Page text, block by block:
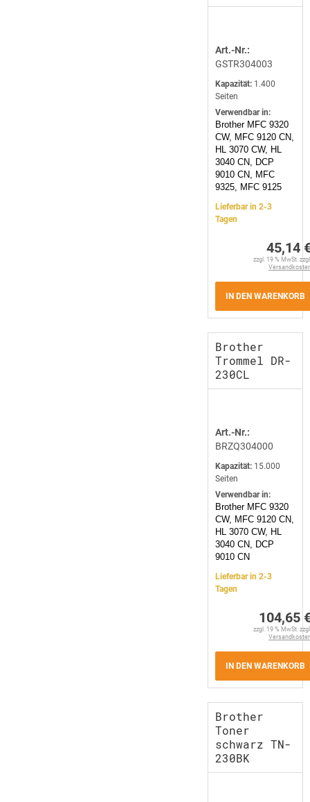
Art.-Nr.:
GSTR304003
Kapazität: 1.400
Seiten
Verwendbar in:
Brother MFC 9320
CW, MFC 9120 CN,
HL 3070 CW, HL
3040 CN, DCP
9010 CN, MFC
9325, MFC 9125
Lieferbar in 2-3
Tagen
45,14
zzgl. 19 % MwSt.
IN DEN WARENKORB
Brother
Trommel DR-
230CL
Art.-Nr.:
BRZQ304000
Kapazität: 15.000
Seiten
Verwendbar in:
Brother MFC 9320
CW, MFC 9120 CN,
HL 3070 CW, HL
3040 CN, DCP
9010 CN
Lieferbar in 2-3
Tagen
104,65
zzgl. 19 % MwSt.
IN DEN WARENKORB
Brother
Toner
schwarz TN-
230BK